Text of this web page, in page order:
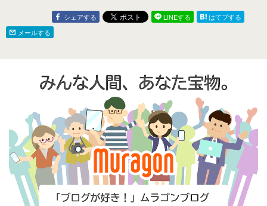
シェアする LINEする
はてブする
メールする